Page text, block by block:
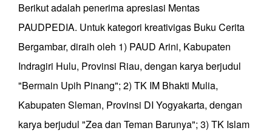
Berikut adalah penerima apresiasi Mentas
PAUDPEDIA. Untuk kategori kreativigas Buku Cerita
Bergambar, diraih oleh 1) PAUD Arini, Kabupaten
Indragiri Hulu, Provinsi Riau, dengan karya berjudul
"Bermain Upih Pinang"; 2) TK IM Bhakti Mulia,
Kabupaten Sleman, Provinsi DI Yogyakarta, dengan
karya berjudul "Zea dan Teman Barunya"; 3) TK Islam